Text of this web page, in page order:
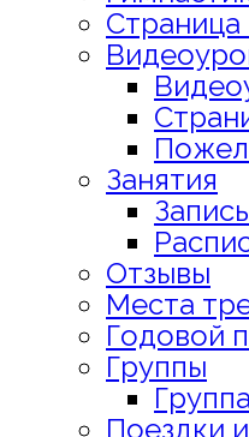
Страница
Занятия
Отзывы
Места
Годовой
Группы
Поездки